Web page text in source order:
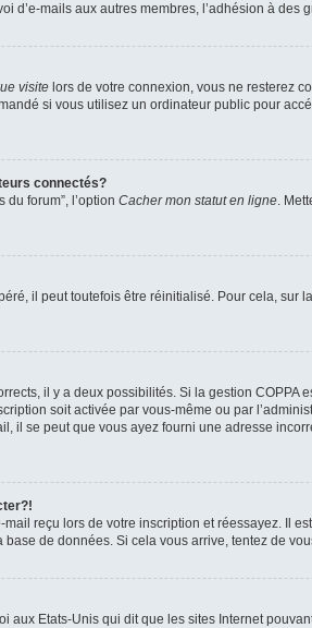
d’e-mails aux autres membres, l’adhésion à des
visite lors de votre connexion, vous ne resterez
si vous utilisez un ordinateur public pour
connectés?
forum”, l’option Cacher mon statut en ligne.
il peut toutefois être réinitialisé. Pour cela, sur
il y a deux possibilités. Si la gestion
soit activée par vous-même ou par
il se peut que vous ayez fourni une adresse
reçu lors de votre inscription et réessayez. Il
de données. Si cela vous arrive, tentez de
aux Etats-Unis qui dit que les sites Internet